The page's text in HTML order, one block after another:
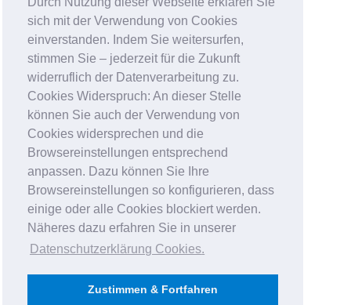
sich mit der Verwendung von Cookies
einverstanden. Indem Sie weitersurfen,
stimmen Sie – jederzeit für die Zukunft
widerruflich der Datenverarbeitung zu.
Cookies Widerspruch: An dieser Stelle
können Sie auch der Verwendung von
Cookies widersprechen und die
Browsereinstellungen entsprechend
anpassen. Dazu können Sie Ihre
Browsereinstellungen so konfigurieren, dass
einige oder alle Cookies blockiert werden.
Näheres dazu erfahren Sie in unserer
Datenschutzerklärung Cookies.
Zustimmen & Fortfahren